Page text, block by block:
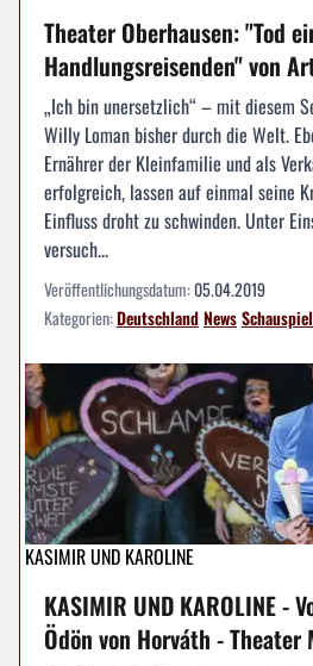
Theater Oberhausen: "Tod
Handlungsreisenden" von
„Ich bin unersetzlich“ – mit diesem
Willy Loman bisher durch die Welt.
Ernährer der Kleinfamilie und als
erfolgreich, lassen auf einmal seine
Einfluss droht zu schwinden. Unter
versuch...
Veröffentlichungsdatum:05.04.2019
Kategorien:DeutschlandNewsSchauspiel
KASIMIR UND KAROLINE
KASIMIR UND KAROLINE -
Ödön von Horváth - Theater